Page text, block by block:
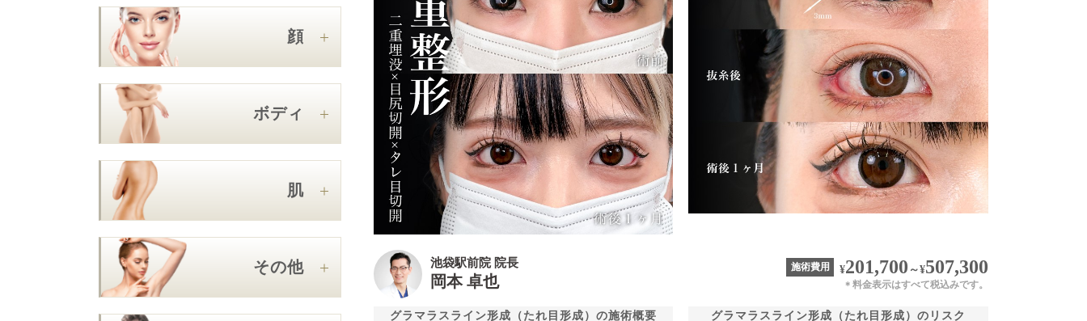
顔
ボディ
肌
その他 池袋駅前院 院長
岡本 卓也
施術費用 ¥201,700 ～¥507,300
＊ 料金表示はすべて税込みです。
グラマラスライン形成（たれ目形成）の施術概要 グラマラスライン形成（たれ目形成）のリスク